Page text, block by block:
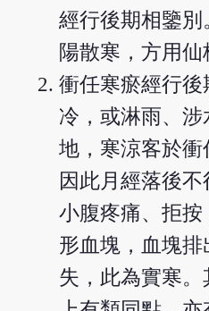
經行後期相鑒
陽散寒，方用仙
衝任寒瘀經行
冷，或淋雨、
地，寒涼客於衝
因此月經落後不
小腹疼痛、拒
形血塊，血塊
失，此為實寒